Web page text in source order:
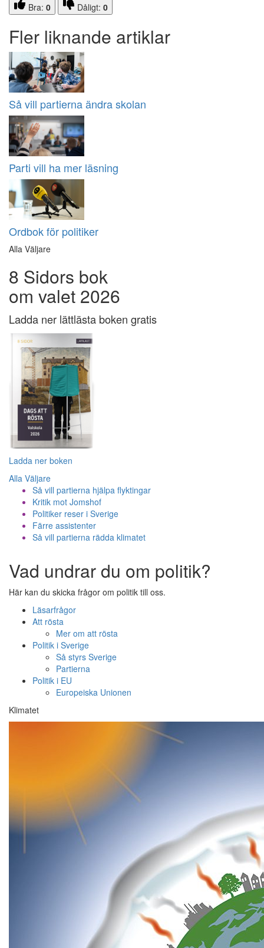
Bra: 0 Dåligt: 0
Fler liknande artiklar
Så vill partierna ändra skolan
Parti vill ha mer läsning
Ordbok för politiker
Alla Väljare
8 Sidors bok
om valet 2026
Ladda ner lättlästa boken gratis
Ladda ner boken
Alla Väljare
Så vill partierna hjälpa flyktingar
Kritik mot Jomshof
Politiker reser i Sverige
Färre assistenter
Så vill partierna rädda klimatet
Vad undrar du om politik?
Här kan du skicka frågor om politik till oss.
Läsarfrågor
Att rösta
Mer om att rösta
Politik i Sverige
Så styrs Sverige
Partierna
Politik i EU
Europeiska Unionen
Klimatet